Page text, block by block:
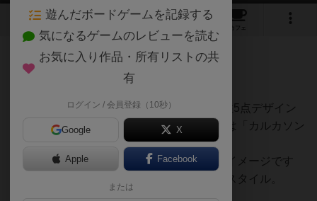
8 8
カフェ
326名 1名 0 約6年前
個人的総合評価7点（10点満点中）ゲーム性5点デザイン
満点。 嫁の一目ぼれで購入。率直な感想は「カルカソン
ヌ」の、、、似たゲーム？
プレイ感としてはカルカソンヌをしているイメージです
が、角砂糖を置いてポイントを集めていくスタイル。
遊んだボードゲームを記録する
気になるゲームのレビューを読む
お気に入り作品・所有リストの共
有
ログイン / 会員登録（10秒）
Google X
Apple Facebook
または